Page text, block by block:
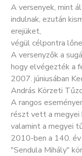
A versenyek, mint
indulnak, ezután
erejüket,
végül célpontra
A versenyzők a
hogy elvégezték a
2007. júniusában
András Körzeti
A rangos
részt vett a megyei
valamint a megyei
2010-ben a 140.
"Sendula Mihály"